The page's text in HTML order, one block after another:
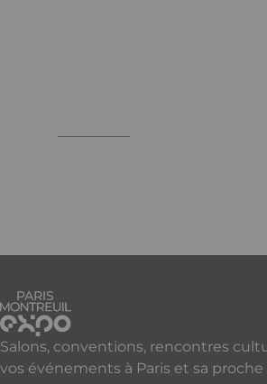
Salons, conventions, rencontres
vos événements à Paris et sa